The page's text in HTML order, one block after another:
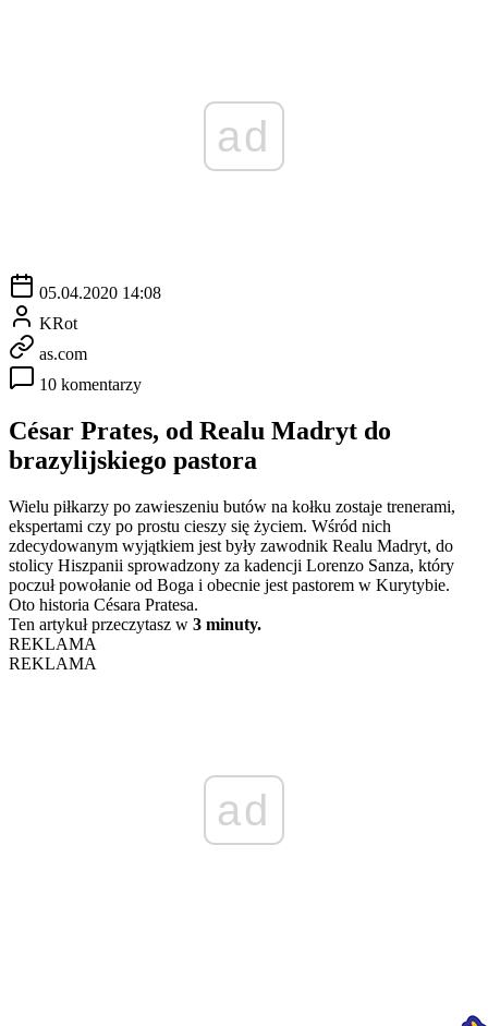
ad
05.04.2020 14:08
KRot
as.com
10 komentarzy
César Prates, od Realu Madryt do
brazylijskiego pastora
Wielu piłkarzy po zawieszeniu butów na kołku zostaje trenerami,
ekspertami czy po prostu cieszy się życiem. Wśród nich
zdecydowanym wyjątkiem jest były zawodnik Realu Madryt, do
stolicy Hiszpanii sprowadzony za kadencji Lorenzo Sanza, który
poczuł powołanie od Boga i obecnie jest pastorem w Kurytybie.
Oto historia Césara Pratesa.
Ten artykuł przeczytasz w 3 minuty.
REKLAMA
REKLAMA
ad